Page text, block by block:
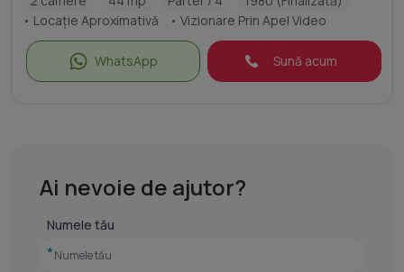
• Locație Aproximativă
• Vizionare Prin Apel Video
WhatsApp Sună acum
Ai nevoie de ajutor?
Numele tău
*